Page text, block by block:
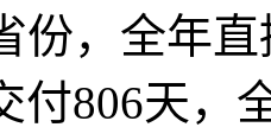
份，全年
付806天，